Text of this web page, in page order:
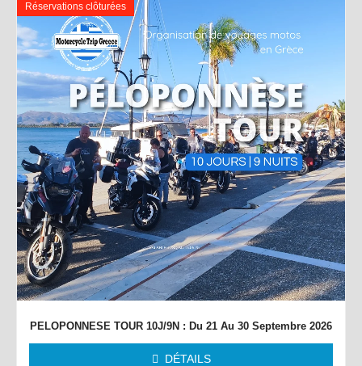
Réservations clôturées
PELOPONNESE TOUR 10J/9N : Du 21 Au 30 Septembre 2026
DÉTAILS